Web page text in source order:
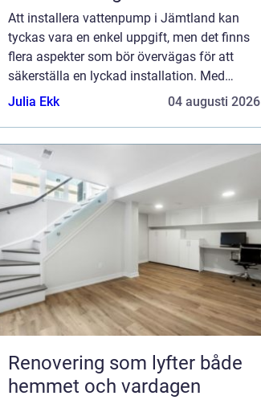
Att installera vattenpump i Jämtland kan
tyckas vara en enkel uppgift, men det finns
flera aspekter som bör övervägas för att
säkerställa en lyckad installation. Med
Jämtlands varierande klimat och landskap
Julia Ekk 04 augusti 2026
Renovering som lyfter både
hemmet och vardagen